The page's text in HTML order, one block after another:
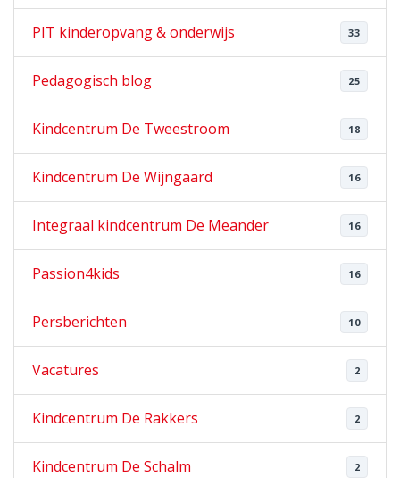
PIT kinderopvang & onderwijs 33
Pedagogisch blog 25
Kindcentrum De Tweestroom 18
Kindcentrum De Wijngaard 16
Integraal kindcentrum De Meander 16
Passion4kids 16
Persberichten 10
Vacatures 2
Kindcentrum De Rakkers 2
Kindcentrum De Schalm 2